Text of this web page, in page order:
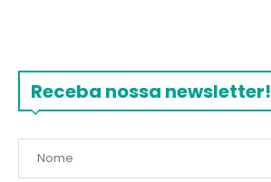
Receba nossa newsletter!